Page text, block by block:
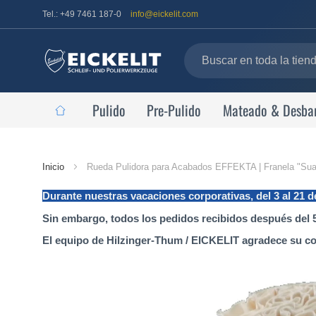
Tel.: +49 7461 187-0 info@eickelit.com
inicio
Pulido Pre-Pulido Mateado &
Inicio Rueda Pulidora para Acabados EFFEKTA | Franela
Durante nuestras vacaciones corporativas, del 3 al 21
Sin embargo, todos los pedidos recibidos después del
El equipo de Hilzinger-Thum / EICKELIT agradece su